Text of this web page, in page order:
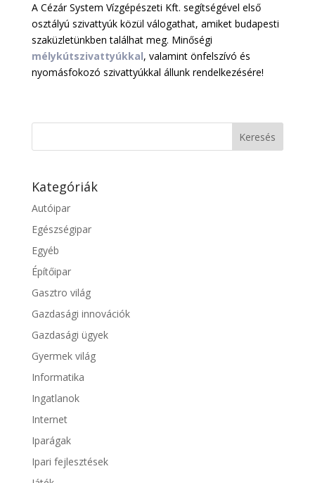
A Cézár System Vízgépészeti Kft. segítségével első
osztályú szivattyúk közül válogathat, amiket budapesti
szaküzletünkben találhat meg. Minőségi
mélykútszivattyúkkal, valamint önfelszívó és
nyomásfokozó szivattyúkkal állunk rendelkezésére!
Kategóriák
Autóipar
Egészségipar
Egyéb
Építőipar
Gasztro világ
Gazdasági innovációk
Gazdasági ügyek
Gyermek világ
Informatika
Ingatlanok
Internet
Iparágak
Ipari fejlesztések